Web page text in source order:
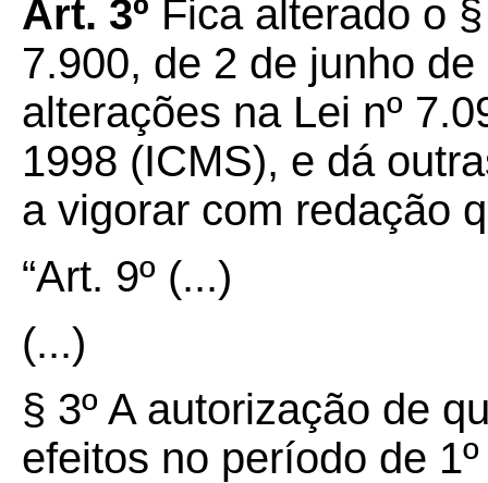
Art. 3º Fica alterado o
7.900, de 2 de junho
alterações na Lei nº
1998 (ICMS), e dá
a vigorar com redação
“Art. 9º (...)
(...)
§ 3º A autorização de
efeitos no período de